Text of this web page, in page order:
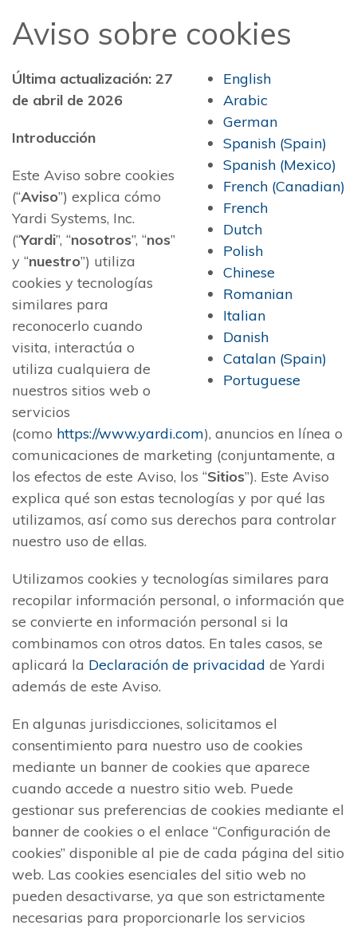
Aviso sobre cookies
English
Arabic
German
Spanish (Spain)
Spanish (Mexico)
French (Canadian)
French
Dutch
Polish
Chinese
Romanian
Italian
Danish
Catalan (Spain)
Portuguese
Última actualización: 27
de abril de 2026
Introducción
Este Aviso sobre cookies
(“Aviso”) explica cómo
Yardi Systems, Inc.
(“Yardi”, “nosotros”, “nos”
y “nuestro”) utiliza
cookies y tecnologías
similares para
reconocerlo cuando
visita, interactúa o
utiliza cualquiera de
nuestros sitios web o
servicios
(como https://www.yardi.com), anuncios en línea o
comunicaciones de marketing (conjuntamente, a
los efectos de este Aviso, los “Sitios”). Este Aviso
explica qué son estas tecnologías y por qué las
utilizamos, así como sus derechos para controlar
nuestro uso de ellas.
Utilizamos cookies y tecnologías similares para
recopilar información personal, o información que
se convierte en información personal si la
combinamos con otros datos. En tales casos, se
aplicará la Declaración de privacidad de Yardi
además de este Aviso.
En algunas jurisdicciones, solicitamos el
consentimiento para nuestro uso de cookies
mediante un banner de cookies que aparece
cuando accede a nuestro sitio web. Puede
gestionar sus preferencias de cookies mediante el
banner de cookies o el enlace “Configuración de
cookies” disponible al pie de cada página del sitio
web. Las cookies esenciales del sitio web no
pueden desactivarse, ya que son estrictamente
necesarias para proporcionarle los servicios